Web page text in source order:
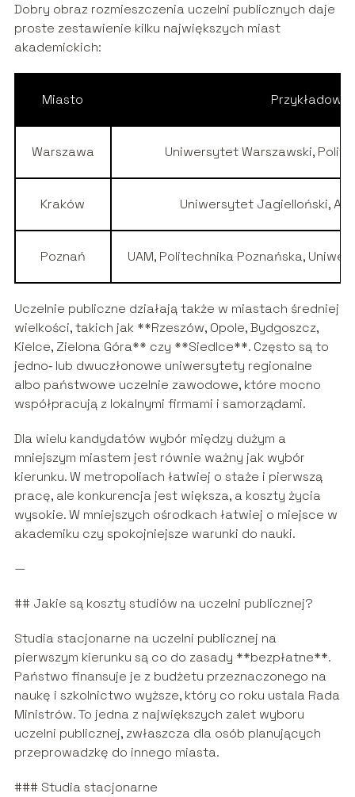
Dobry obraz rozmieszczenia uczelni publicznych daje
proste zestawienie kilku największych miast
akademickich:
Miasto
Warszawa Uniwersytet Warszawski,
Kraków Uniwersytet Jagielloński,
Poznań UAM, Politechnika Poznańska,
Uczelnie publiczne działają także w miastach średniej
wielkości, takich jak **Rzeszów, Opole, Bydgoszcz,
Kielce, Zielona Góra** czy **Siedlce**. Często są to
jedno‑ lub dwuczłonowe uniwersytety regionalne
albo państwowe uczelnie zawodowe, które mocno
współpracują z lokalnymi firmami i samorządami.
Dla wielu kandydatów wybór między dużym a
mniejszym miastem jest równie ważny jak wybór
kierunku. W metropoliach łatwiej o staże i pierwszą
pracę, ale konkurencja jest większa, a koszty życia
wysokie. W mniejszych ośrodkach łatwiej o miejsce w
akademiku czy spokojniejsze warunki do nauki.
—
## Jakie są koszty studiów na uczelni publicznej?
Studia stacjonarne na uczelni publicznej na
pierwszym kierunku są co do zasady **bezpłatne**.
Państwo finansuje je z budżetu przeznaczonego na
naukę i szkolnictwo wyższe, który co roku ustala Rada
Ministrów. To jedna z największych zalet wyboru
uczelni publicznej, zwłaszcza dla osób planujących
przeprowadzkę do innego miasta.
### Studia stacjonarne